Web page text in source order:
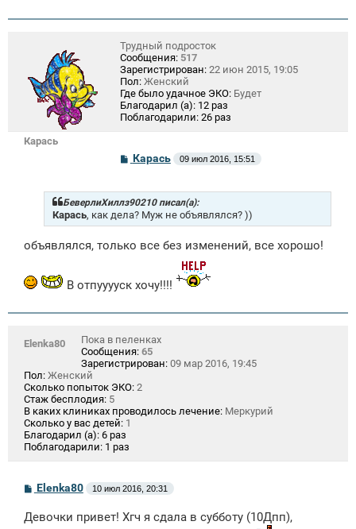
Карась
Трудный подросток
Сообщения: 517
Зарегистрирован: 22 июн 2015, 19:05
Пол: Женский
Где было удачное ЭКО: Будет
Благодарил (а): 12 раз
Поблагодарили: 26 раз
С
б
щ
е
н
е
Карась 09 июл 2016, 15:51
БеверлиХиллз90210 писал(а):
Карась, как дела? Муж не объявлялся? ))
объявлялся, только все без изменений, все хорошо!
В отпууууск хочу!!!!
Elenka80
Пока в пеленках
Сообщения: 65
Зарегистрирован: 09 мар 2016, 19:45
Пол: Женский
Сколько попыток ЭКО: 2
Стаж бесплодия: 5
В каких клиниках проводилось лечение: Меркурий
Сколько у вас детей: 1
Благодарил (а): 6 раз
Поблагодарили: 1 раз
С
б
Elenka80 10 июл 2016, 20:31
Девочки привет! Хгч я сдала в субботу (10Дпп),